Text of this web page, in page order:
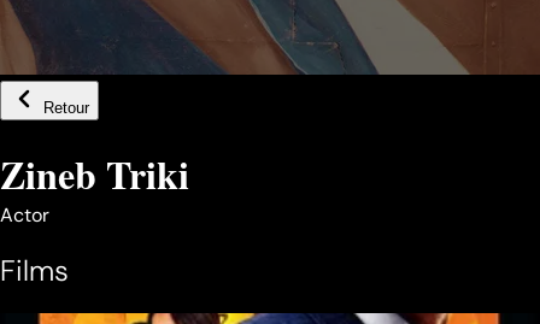
Retour
Zineb Triki
Actor
Films